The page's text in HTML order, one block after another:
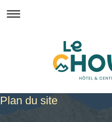
Plan du site